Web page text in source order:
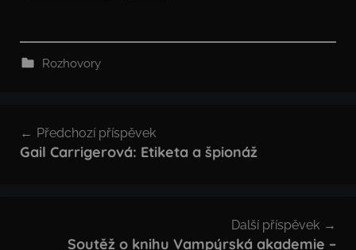
Rozhovory
pro
Předchozí příspěvek
Gail Carrigerová: Etiketa a špionáž
Další příspěvek
Soutěž o knihu Vampýrská akademie –